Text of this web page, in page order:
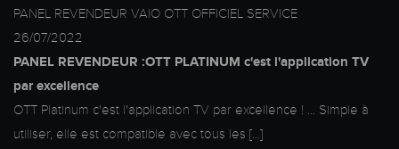
PANEL REVENDEUR VAIO OTT OFFICIEL SERVICE
26/07/2022
PANEL REVENDEUR :OTT PLATINUM c'est l'application TV
par excellence
OTT Platinum c'est l'application TV par excellence ! ... Simple à
utiliser, elle est compatible avec tous les [...]